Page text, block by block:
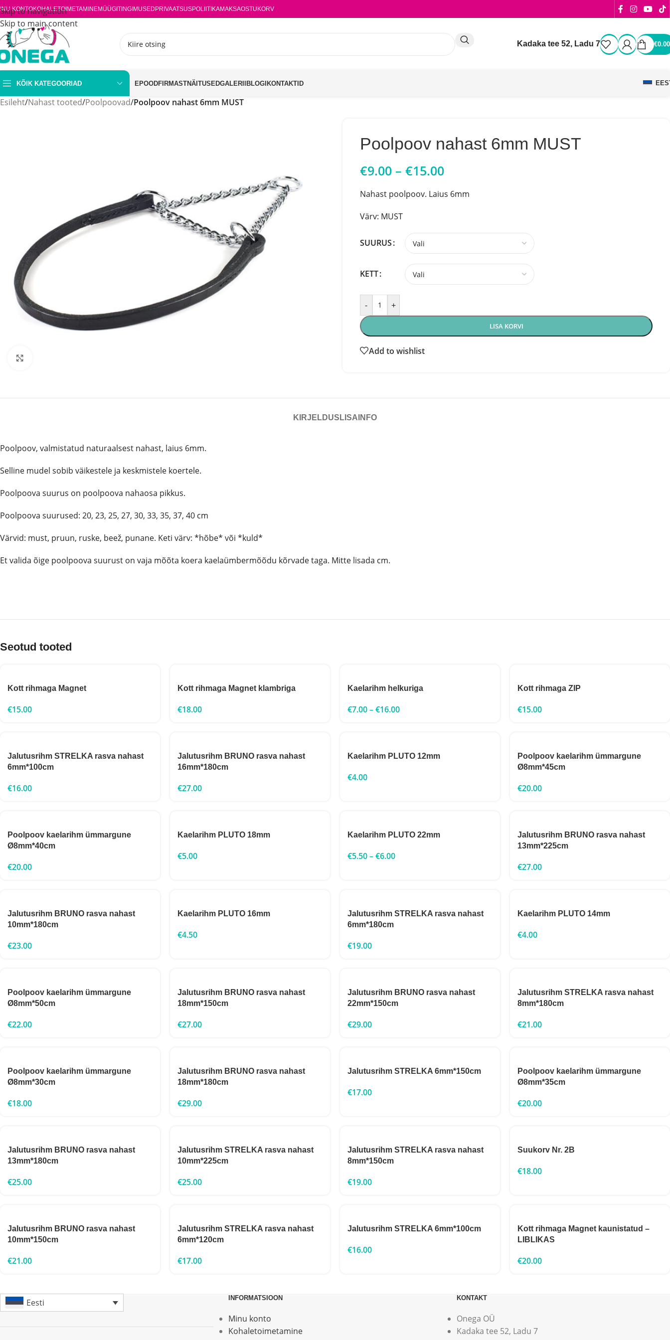
Skip to navigation
Skip to main content
KONTOKOHALETOIMETAMINEMÜÜGITINGIMUSED PRIVAATSUSPOLIITIKAMAKSAOSTUKORV
Kadaka tee 52, Ladu 7 €0.00
KÕIK KATEGOORIAD EPOODFIRMASTNÄITUSEDGALERIIBLOGIKONTAKTID
Esileht/Nahast tooted/Poolpoovad/Poolpoov nahast 6mm MUST
Poolpoov nahast 6mm MUST
€9.00 – €15.00
Nahast poolpoov. Laius 6mm
Värv: MUST
SUURUS
KETT
- +
LISA KORVI
Add to wishlist
KIRJELDUS LISAINFO
Poolpoov, valmistatud naturaalsest nahast, laius 6mm.
Selline mudel sobib väikestele ja keskmistele koertele.
Poolpoova suurus on poolpoova nahaosa pikkus.
Poolpoova suurused: 20, 23, 25, 27, 30, 33, 35, 37, 40 cm
Värvid: must, pruun, ruske, beež, punane. Keti värv: *hõbe* või *kuld*
Et valida õige poolpoova suurust on vaja mõõta koera kaelaümbermõõdu kõrvade taga. Mitte lisada cm.
Seotud tooted
Kott rihmaga Magnet
€15.00
Kott rihmaga Magnet klambriga
€18.00
Kaelarihm helkuriga
€7.00–€16.00
Kott rihmaga ZIP
€15.00
Jalutusrihm STRELKA rasva nahast
6mm*100cm
€16.00
Jalutusrihm BRUNO rasva nahast
16mm*180cm
€27.00
Kaelarihm PLUTO 12mm
€4.00
Poolpoov kaelarihm ümmargune
Ø8mm*45cm
€20.00
Poolpoov kaelarihm ümmargune
Ø8mm*40cm
€20.00
Kaelarihm PLUTO 18mm
€5.00
Kaelarihm PLUTO 22mm
€5.50–€6.00
Jalutusrihm BRUNO rasva nahast
13mm*225cm
€27.00
Jalutusrihm BRUNO rasva nahast
10mm*180cm
€23.00
Kaelarihm PLUTO 16mm
€4.50
Jalutusrihm STRELKA rasva nahast
6mm*180cm
€19.00
Kaelarihm PLUTO 14mm
€4.00
Poolpoov kaelarihm ümmargune
Ø8mm*50cm
€22.00
Jalutusrihm BRUNO rasva nahast
18mm*150cm
€27.00
Jalutusrihm BRUNO rasva nahast
22mm*150cm
€29.00
Jalutusrihm STRELKA rasva nahast
8mm*180cm
€21.00
Poolpoov kaelarihm ümmargune
Ø8mm*30cm
€18.00
Jalutusrihm BRUNO rasva nahast
18mm*180cm
€29.00
Jalutusrihm STRELKA 6mm*150cm
€17.00
Poolpoov kaelarihm ümmargune
Ø8mm*35cm
€20.00
Jalutusrihm BRUNO rasva nahast
13mm*180cm
€25.00
Jalutusrihm STRELKA rasva nahast
10mm*225cm
€25.00
Jalutusrihm STRELKA rasva nahast
8mm*150cm
€19.00
Suukorv Nr. 2B
€18.00
Jalutusrihm BRUNO rasva nahast
10mm*150cm
€21.00
Jalutusrihm STRELKA rasva nahast
6mm*120cm
€17.00
Jalutusrihm STRELKA 6mm*100cm
€16.00
Kott rihmaga Magnet kaunistatud –
LIBLIKAS
€20.00
Eesti INFORMATSIOON
Minu konto
Kohaletoimetamine
KONTAKT
Onega OÜ
Kadaka tee 52, Ladu 7